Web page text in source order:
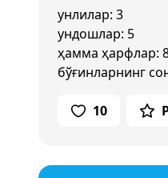
унлилар: 3
ундошлар: 5
ҳамма ҳарфлар:
бўғинларнинг
10